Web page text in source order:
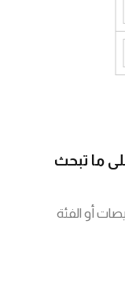
ما تبحث
أو الفئة